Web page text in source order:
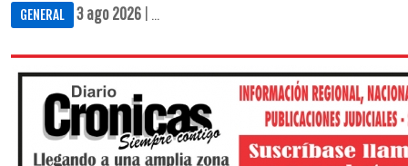
GENERAL 3 ago 2026 | ...